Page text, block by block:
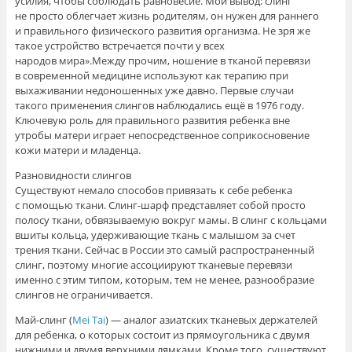
не просто облегчает жизнь родителям, он нужен для раннего
и правильного физического развития организма. Не зря же
такое устройство встречается почти у всех
народов мира».Между прочим, ношение в тканой перевязи
в современной медицине используют как терапию при
выхаживании недоношенных уже давно. Первые случаи
такого применения слингов наблюдались ещё в 1976 году.
Ключевую роль для правильного развития ребенка вне
утробы матери играет непосредственное соприкосновение
кожи матери и младенца.
Разновидности слингов
Существуют немало способов привязать к себе ребенка
с помощью ткани. Слинг-шарф представляет собой просто
полосу ткани, обвязываемую вокруг мамы. В слинг с кольцами
вшиты кольца, удерживающие ткань с малышом за счет
трения ткани. Сейчас в России это самый распространенный
слинг, поэтому многие ассоциируют тканевые перевязи
именно с этим типом, которым, тем не менее, разнообразие
слингов не ограничивается.
Май-слинг (Mei Tai) — аналог азиатских тканевых держателей
для ребенка, о которых состоит из прямоугольника с двумя